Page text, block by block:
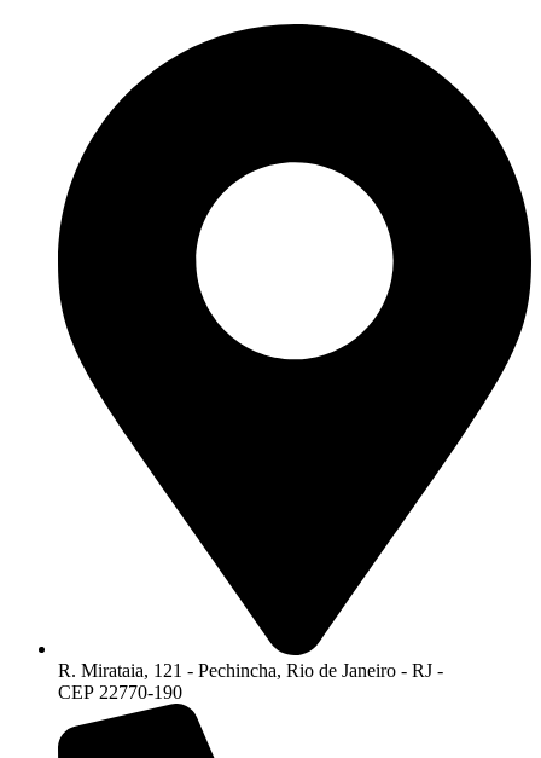
R. Mirataia, 121 - Pechincha, Rio de Janeiro - RJ -
CEP 22770-190